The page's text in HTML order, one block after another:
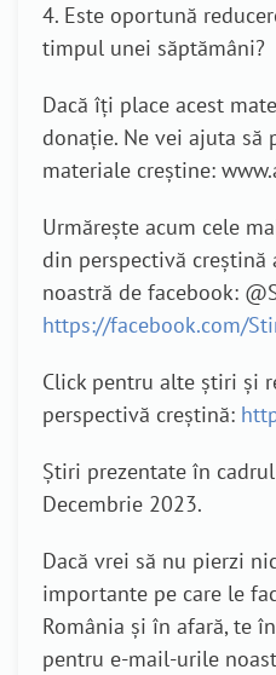
4. Este oportună
timpul unei săptămâni?
Dacă îți place acest
donație. Ne vei ajuta să
materiale creștine:
Urmărește acum cele
din perspectivă creștină
noastră de facebook:
https://facebook.com/
Click pentru alte știri și
perspectivă creștină:
Știri prezentate în cadrul
Decembrie 2023.
Dacă vrei să nu pierzi
importante pe care le
România și în afară, te
pentru e-mail-urile